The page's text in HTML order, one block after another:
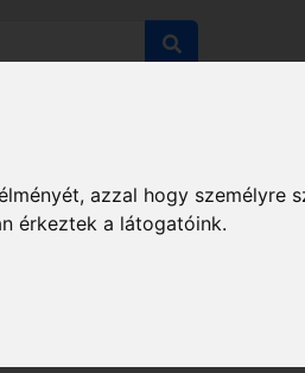
azzal hogy személyre
érkeztek a látogatóink.
Mellszívók